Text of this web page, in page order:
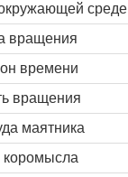
среде
вращения
времени
вращения
маятника
коромысла